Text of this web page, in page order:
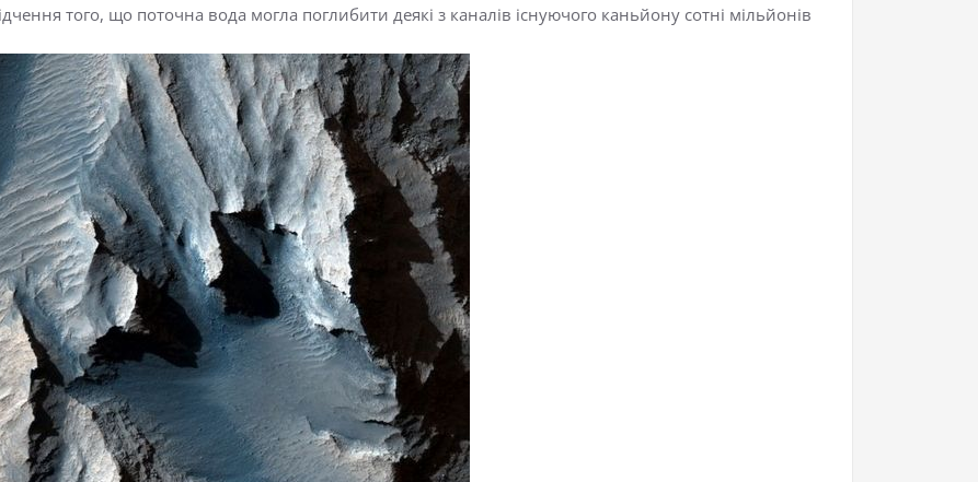
того, що поточна вода могла поглибити деякі з каналів існуючого каньйону сотні мільйонів